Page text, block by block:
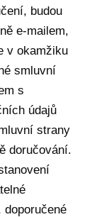
budou
e-mailem,
v okamžiku
smluvní
s
údajů
strany
doručování.